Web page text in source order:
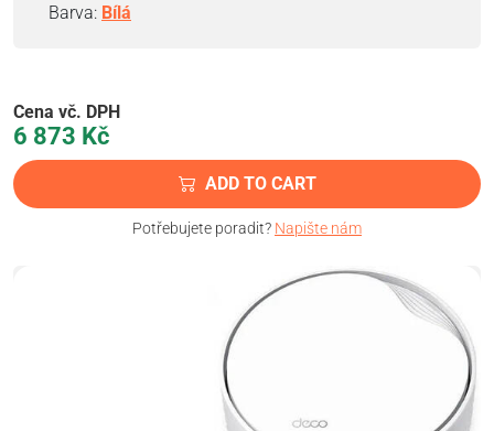
Barva: Bílá
Cena vč. DPH
6 873 Kč
ADD TO CART
Potřebujete poradit? Napište nám